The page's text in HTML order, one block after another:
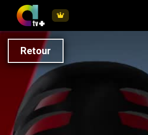
Retour